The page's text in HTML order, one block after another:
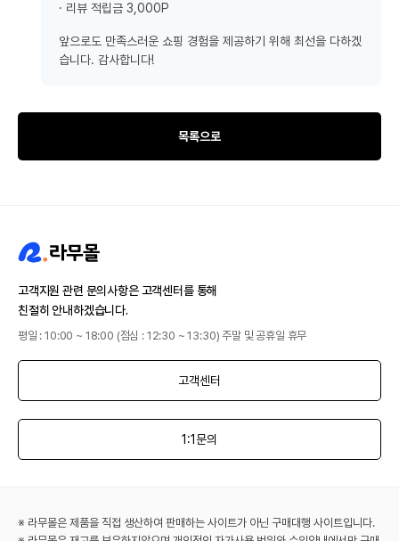
· 리뷰 적립금 3,000P
앞으로도 만족스러운 쇼핑 경험을 제공하기 위해 최선을 다하겠
습니다. 감사합니다!
목록으로
고객지원 관련 문의사항은 고객센터를 통해
친절히 안내하겠습니다.
평일 : 10:00 ~ 18:00 (점심 : 12:30 ~ 13:30) 주말 및 공휴일 휴무
고객센터
1:1문의
※ 라무몰은 제품을 직접 생산하여 판매하는 사이트가 아닌 구매대행 사이트입니다.